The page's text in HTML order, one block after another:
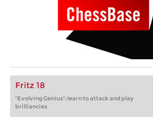
Fritz 18
"Evolving Genius": learn to attack and play
brilliancies